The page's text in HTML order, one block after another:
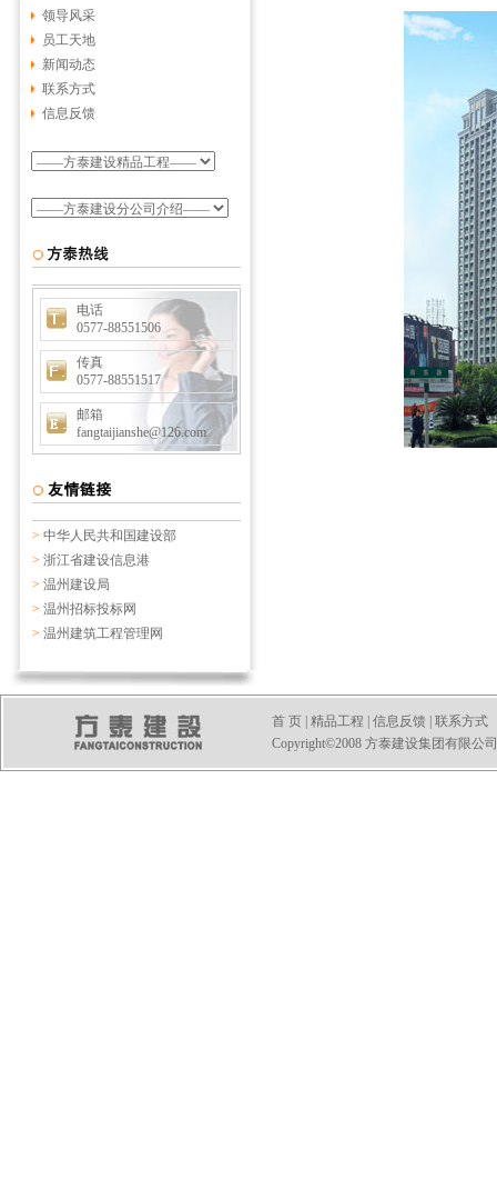
领导风采
员工天地
新闻动态
联系方式
信息反馈
电话
0577-88551506
传真
0577-88551517
邮箱
fangtaijianshe@126.com
> 中华人民共和国建设部
> 浙江省建设信息港
> 温州建设局
> 温州招标投标网
> 温州建筑工程管理网
首 页 精品工程 信息反馈 联系方式
Copyright©2008 方泰建设集团有限公